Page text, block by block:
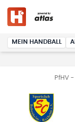
MEIN HANDBALL
PfHV